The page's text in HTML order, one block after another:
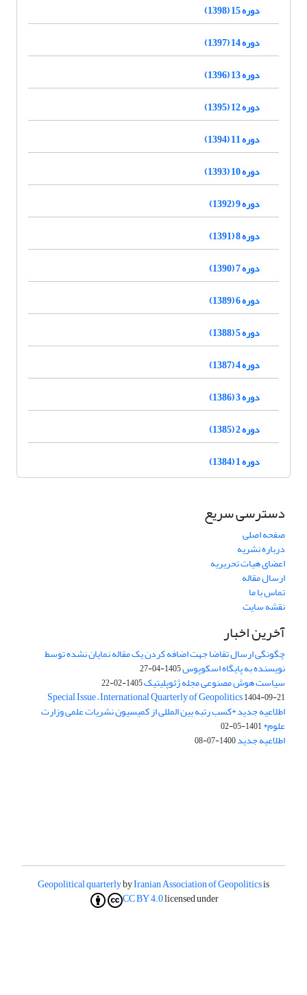
دوره 15 (1398)
دوره 14 (1397)
دوره 13 (1396)
دوره 12 (1395)
دوره 11 (1394)
دوره 10 (1393)
دوره 9 (1392)
دوره 8 (1391)
دوره 7 (1390)
دوره 6 (1389)
دوره 5 (1388)
دوره 4 (1387)
دوره 3 (1386)
دوره 2 (1385)
دوره 1 (1384)
دسترسی سریع
صفحه اصلی
درباره نشریه
اعضای هیات تحریریه
ارسال مقاله
تماس با ما
نقشه سایت
آخرین اخبار
چگونگی ارسال تقاضا جهت اضافه کردن یک مقاله نمایان نشده توسط
نویسنده به پایگاه اسکوپوس1405-04-27
سیاست هوش مصنوعی مجله ژئوپلیتیک1405-02-22
Special Issue – International Quarterly of Geopolitics1404-09-21
اطلاعیه جدید *کسب رتبه بین المللی از کمیسیون نشریات علمی وزارت
علوم*1401-05-02
اطلاعیه جدید1400-07-08
Geopolitical quarterlybyIranian Association of Geopoliticsis
licensed under
CC BY 4.0